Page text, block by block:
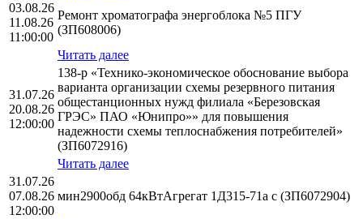
03.08.26
11.08.26
11:00:00
Ремонт хроматографа энергоблока №5 ПГУ
(ЗП608006)
Читать далее
31.07.26
20.08.26
12:00:00
138-р «Технико-экономическое обоснование выбора
варианта организации схемы резервного питания
общестанционных нужд филиала «Березовская
ГРЭС» ПАО «Юнипро»» для повышения
надежности схемы теплоснабжения потребителей»
(ЗП6072916)
Читать далее
31.07.26
07.08.26
12:00:00
мин2900обд 64кВтАгрегат 1Д315-71а с (ЗП6072904)